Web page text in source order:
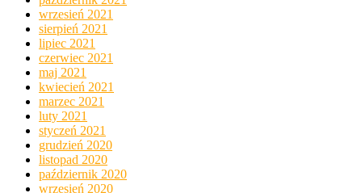
wrzesień 2021
sierpień 2021
lipiec 2021
czerwiec 2021
maj 2021
kwiecień 2021
marzec 2021
luty 2021
styczeń 2021
grudzień 2020
listopad 2020
październik 2020
wrzesień 2020